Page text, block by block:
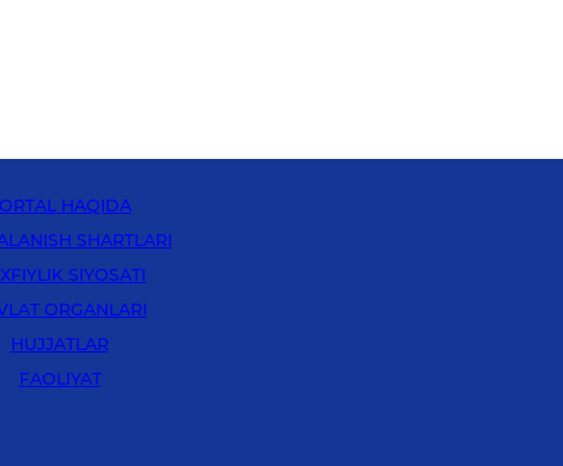
HAQIDA
SHARTLARI
SIYOSATI
ORGANLARI
HUJJATLAR
FAOLIYAT